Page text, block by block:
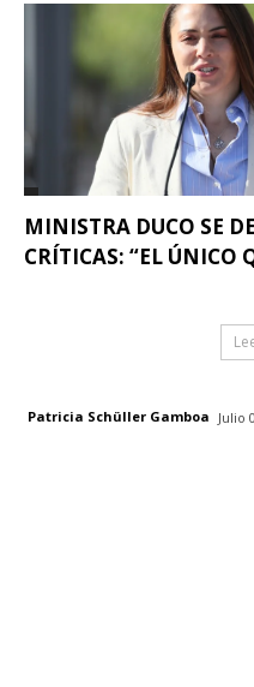
MINISTRA DUCO SE
CRÍTICAS: “EL ÚNICO
Patricia Schüller Gamboa Julio